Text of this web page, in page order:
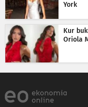
York
Kur
Oriola